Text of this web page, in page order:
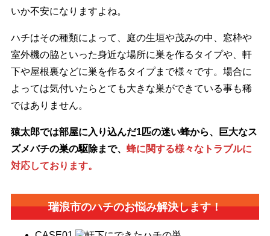
いか不安になりますよね。
ハチはその種類によって、庭の生垣や茂みの中、窓枠や
室外機の脇といった身近な場所に巣を作るタイプや、軒
下や屋根裏などに巣を作るタイプまで様々です。場合に
よっては気付いたらとても大きな巣ができている事も稀
ではありません。
猿太郎では部屋に入り込んだ1匹の迷い蜂から、巨大なス
ズメバチの巣の駆除まで、 蜂に関する様々なトラブルに
対応しております。
瑞浪市のハチのお悩み解決します！